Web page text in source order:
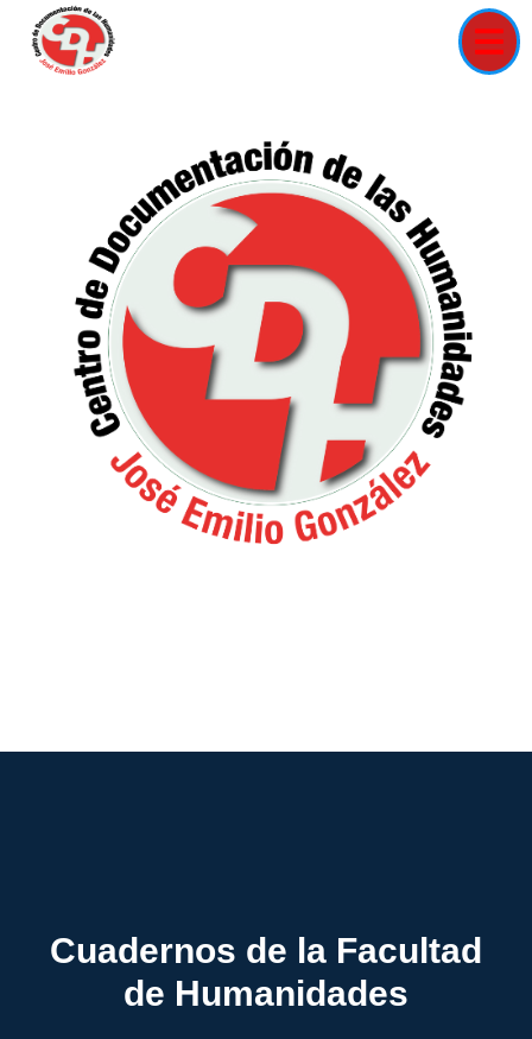
Cuadernos de la Facultad
de Humanidades